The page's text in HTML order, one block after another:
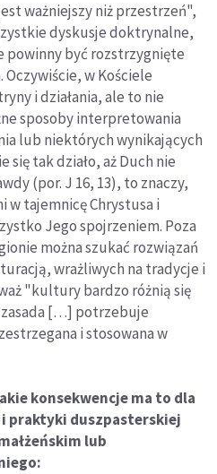
ważniejszy niż przestrzeń",
dyskusje doktrynalne,
powinny być rozstrzygnięte
w Kościele
i działania, ale to nie
sposoby interpretowania
lub niektórych wynikających
się tak działo, aż Duch nie
(por. J 16, 13), to znaczy,
w tajemnicę Chrystusa i
Jego spojrzeniem. Poza
można szukać rozwiązań
wrażliwych na tradycje i
"kultury bardzo różnią się
zasada […] potrzebuje
i stosowana w
konsekwencje ma to dla
i praktyki duszpasterskiej
lub